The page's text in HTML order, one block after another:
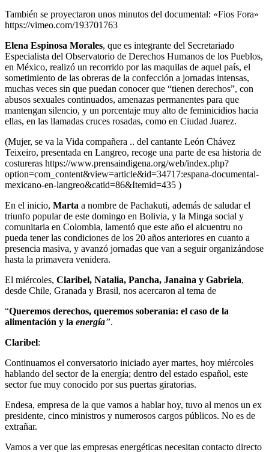
También se proyectaron unos minutos del documental: «Fios Fora»
https://vimeo.com/193701763
Elena Espinosa Morales, que es integrante del Secretariado
Especialista del Observatorio de Derechos Humanos de los Pueblos,
en México, realizó un recorrido por las maquilas de aquel país, el
sometimiento de las obreras de la confección a jornadas intensas,
muchas veces sin que puedan conocer que “tienen derechos”, con
abusos sexuales continuados, amenazas permanentes para que
mantengan silencio, y un porcentaje muy alto de feminicidios hacia
ellas, en las llamadas cruces rosadas, como en Ciudad Juarez.
(Mujer, se va la Vida compañera .. del cantante León Chávez
Teixeiro, presentada en Langreo, recoge una parte de esa historia de
costureras https://www.prensaindigena.org/web/index.php?
option=com_content&view=article&id=34717:espana-documental-
mexicano-en-langreo&catid=86&Itemid=435 )
En el inicio, Marta a nombre de Pachakuti, además de saludar el
triunfo popular de este domingo en Bolivia, y la Minga social y
comunitaria en Colombia, lamentó que este año el alcuentru no
pueda tener las condiciones de los 20 años anteriores en cuanto a
presencia masiva, y avanzó jornadas que van a seguir organizándose
hasta la primavera venidera.
El miércoles, Claribel, Natalia, Pancha, Janaina y Gabriela,
desde Chile, Granada y Brasil, nos acercaron al tema de
“Queremos derechos, queremos soberanía: el caso de la
alimentación y la energía”.
Claribel:
Continuamos el conversatorio iniciado ayer martes, hoy miércoles
hablando del sector de la energía; dentro del estado español, este
sector fue muy conocido por sus puertas giratorias.
Endesa, empresa de la que vamos a hablar hoy, tuvo al menos un ex
presidente, cinco ministros y numerosos cargos públicos. No es de
extrañar.
Vamos a ver que las empresas energéticas necesitan contacto directo